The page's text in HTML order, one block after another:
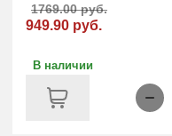
949.90 руб.
1769.00 руб.
В наличии